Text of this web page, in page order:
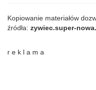
Kopiowanie materiałów
źródła: zywiec.super-
r e k l a m a